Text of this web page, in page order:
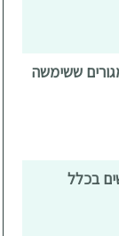
ששימשה
בכלל